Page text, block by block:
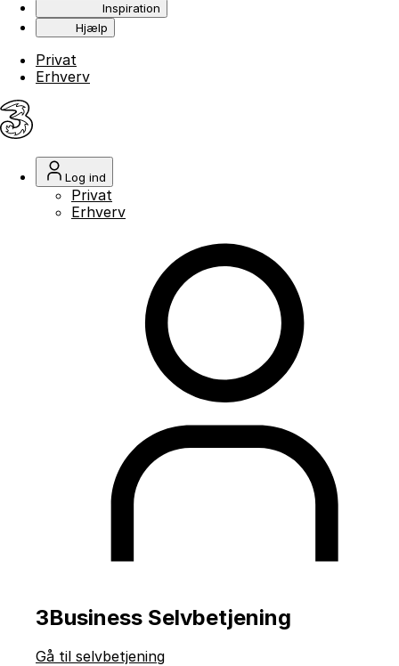
Inspiration
Hjælp
Privat
Erhverv
Log ind
Privat
Erhverv
3Business Selvbetjening
Gå til selvbetjening